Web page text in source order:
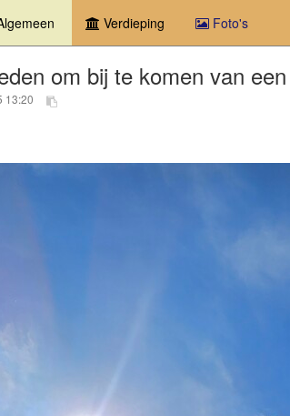
(current)Verdieping Foto's
om bij te komen van
13:20